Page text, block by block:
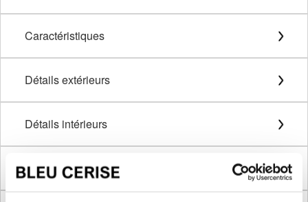
Caractéristiques
Détails extérieurs
Détails intérieurs
Description